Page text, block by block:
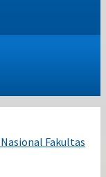
Fakultas